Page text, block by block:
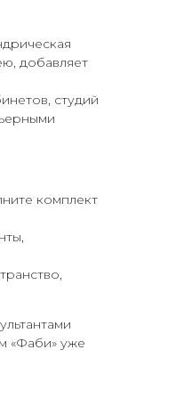
добавляет
студий
комплект
«Фаби» уже